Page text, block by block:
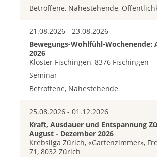
Betroffene, Nahestehende,
21.08.2026 - 23.08.2026
Bewegungs-Wohlfühl-Wochenende:
2026
Kloster Fischingen, 8376 Fischingen
Seminar
Betroffene, Nahestehende
25.08.2026 - 01.12.2026
Kraft, Ausdauer und Entspannung
August - Dezember 2026
Krebsliga Zürich, «Gartenzimmer»,
71, 8032 Zürich